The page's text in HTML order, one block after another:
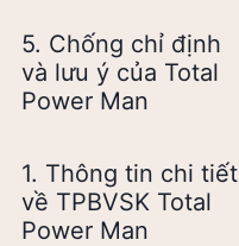
5. Chống chỉ định
và lưu ý của Total
Power Man
1. Thông tin chi tiết
về TPBVSK Total
Power Man